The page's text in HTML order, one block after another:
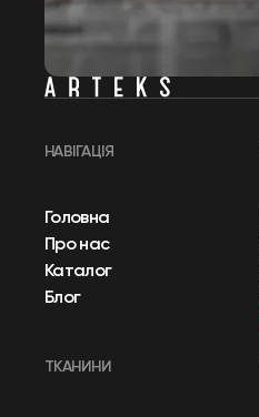
НАВІГАЦІЯ
Головна
Про нас
Каталог
Блог
ТКАНИНИ